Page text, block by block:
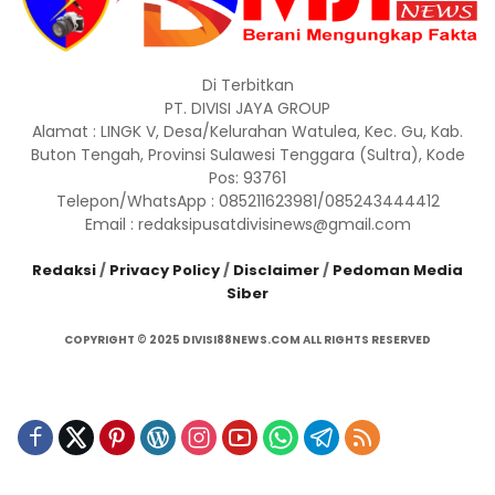
Di Terbitkan
PT. DIVISI JAYA GROUP
Alamat : LINGK V, Desa/Kelurahan Watulea, Kec. Gu, Kab.
Buton Tengah, Provinsi Sulawesi Tenggara (Sultra), Kode
Pos: 93761
Telepon/WhatsApp : 085211623981/085243444412
Email : redaksipusatdivisinews@gmail.com
Redaksi/ Privacy Policy/ Disclaimer/ Pedoman Media
Siber
COPYRIGHT © 2025 DIVISI88NEWS.COM ALL RIGHTS RESERVED